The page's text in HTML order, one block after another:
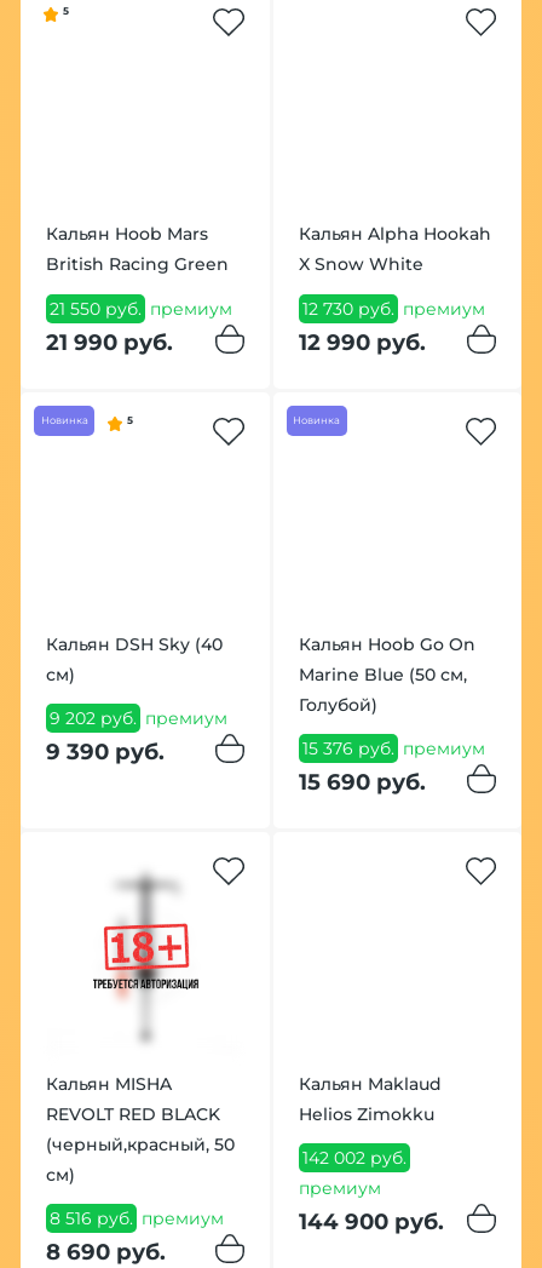
5
Кальян Hoob Mars
British Racing Green
21 550 руб. премиум
21 990 руб.
Кальян Alpha Hookah
X Snow White
12 730 руб. премиум
12 990 руб.
Новинка 5
Кальян DSH Sky (40
см)
9 202 руб. премиум
9 390 руб.
Новинка
Кальян Hoob Go On
Marine Blue (50 см,
Голубой)
15 376 руб. премиум
15 690 руб.
Кальян MISHA
REVOLT RED BLACK
(черный,красный, 50
см)
8 516 руб. премиум
8 690 руб.
Кальян Maklaud
Helios Zimokku
142 002 руб.
премиум
144 900 руб.